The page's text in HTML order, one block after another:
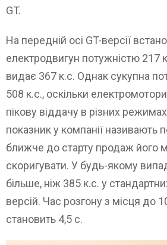
GT.
На передній осі GT-версії
електродвигун потужністю 217
видає 367 к.с. Однак сукупна
508 к.с., оскільки
пікову віддачу в різних режимах
показник у компанії називають
ближче до старту продаж його
скоригувати. У будь-якому
більше, ніж 385 к.с. у
версій. Час розгону з місця до
становить 4,5 с.